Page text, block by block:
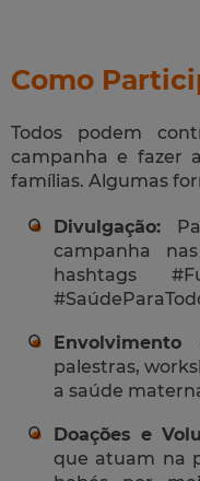
Como
Todos podem
campanha e fazer
famílias. Algumas
Divulgação:
campanha
hashtags
Envolvimento
palestras,
a saúde
Doações e
que atuam na